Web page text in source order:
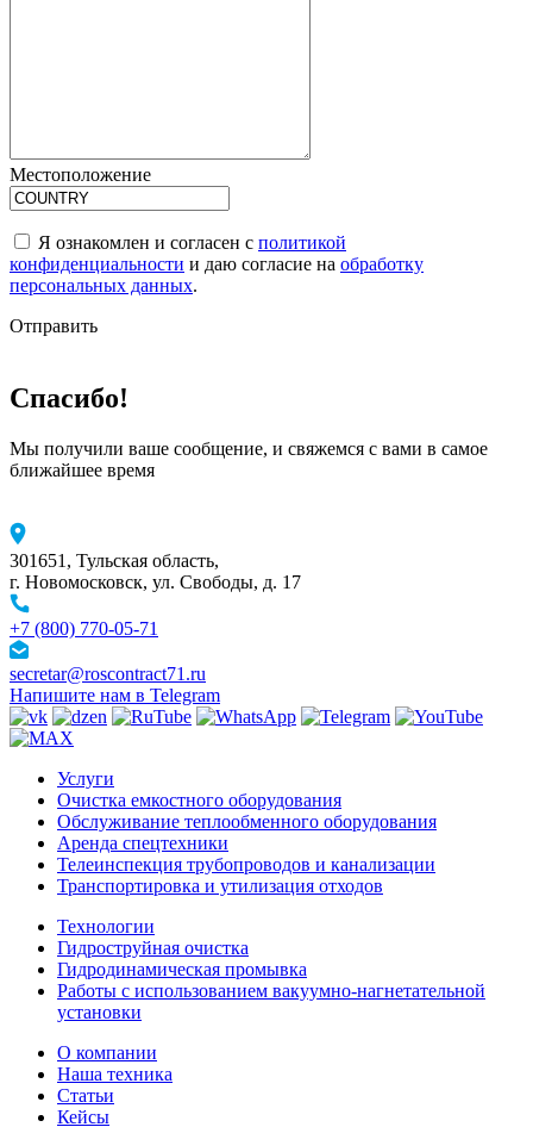
Местоположение
Я ознакомлен и согласен с политикой
конфиденциальности и даю согласие на обработку
персональных данных.
Отправить
Спасибо!
Мы получили ваше сообщение, и свяжемся с вами в самое
ближайшее время
301651, Тульская область,
г. Новомосковск, ул. Свободы, д. 17
+7 (800) 770-05-71
secretar@roscontract71.ru
Напишите нам в Telegram
Услуги
Очистка емкостного оборудования
Обслуживание теплообменного оборудования
Аренда спецтехники
Телеинспекция трубопроводов и канализации
Транспортировка и утилизация отходов
Технологии
Гидроструйная очистка
Гидродинамическая промывка
Работы с использованием вакуумно-нагнетательной
установки
О компании
Наша техника
Статьи
Кейсы